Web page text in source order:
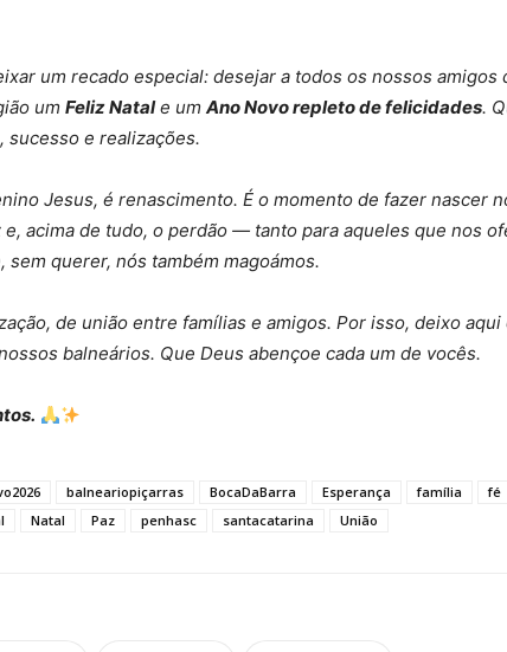
um recado especial: desejar a todos os nossos amigos
um Feliz Natale um Ano Novo repleto de felicidades.
sucesso e realizações.
Jesus, é renascimento. É o momento de fazer nascer
e, acima de tudo, o perdão — tanto para aqueles que nos
sem querer, nós também magoámos.
de união entre famílias e amigos. Por isso, deixo aqui
balneários. Que Deus abençoe cada um de vocês.
balneariopiçarras BocaDaBarra Esperança família fé
Natal Paz penhasc santacatarina União